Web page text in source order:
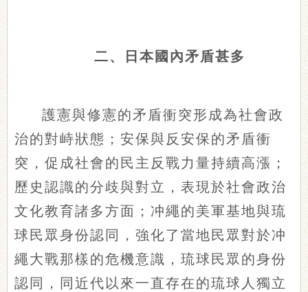
二、日本國內矛盾甚多
護憲與修憲的矛盾衝突形成為社會政
治的對峙狀態；安保與反安保的矛盾衝
突，促成社會的民主反戰力量持續高漲；
歷史認識的分歧與對立，表現於社會政治
文化教育諸多方面；冲繩的美軍基地與琉
球民眾身份認同，強化了當地民眾對於冲
繩大戰那樣的危機意識，琉球民眾的身份
認同，同近代以來一直存在的琉球人獨立